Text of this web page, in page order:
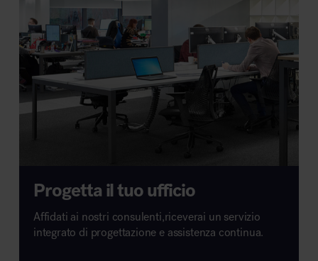
Progetta il tuo ufficio
Affidati ai nostri consulenti,riceverai un servizio
integrato di progettazione e assistenza continua.